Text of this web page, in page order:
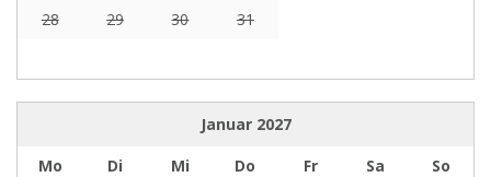
28
29 30 31
Januar 2027
Mo
Di Mi Do Fr Sa
So